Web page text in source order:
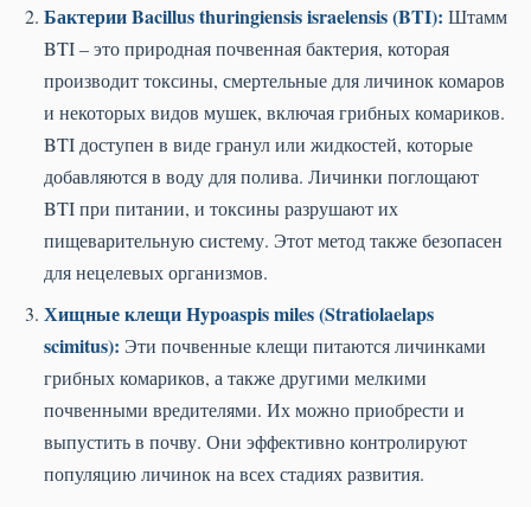
Бактерии Bacillus thuringiensis israelensis (BTI): Штамм
BTI – это природная почвенная бактерия, которая
производит токсины, смертельные для личинок комаров
и некоторых видов мушек, включая грибных комариков.
BTI доступен в виде гранул или жидкостей, которые
добавляются в воду для полива. Личинки поглощают
BTI при питании, и токсины разрушают их
пищеварительную систему. Этот метод также безопасен
для нецелевых организмов.
Хищные клещи Hypoaspis miles (Stratiolaelaps
scimitus): Эти почвенные клещи питаются личинками
грибных комариков, а также другими мелкими
почвенными вредителями. Их можно приобрести и
выпустить в почву. Они эффективно контролируют
популяцию личинок на всех стадиях развития.